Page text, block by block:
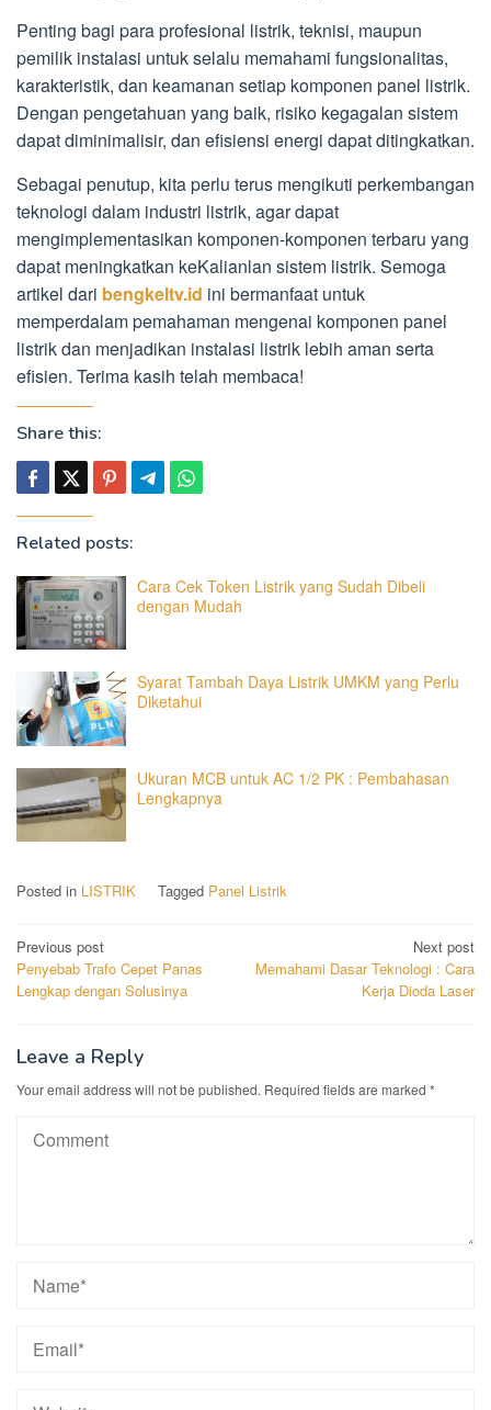
Penting bagi para profesional listrik, teknisi, maupun
pemilik instalasi untuk selalu memahami fungsionalitas,
karakteristik, dan keamanan setiap komponen panel listrik.
Dengan pengetahuan yang baik, risiko kegagalan sistem
dapat diminimalisir, dan efisiensi energi dapat ditingkatkan.
Sebagai penutup, kita perlu terus mengikuti perkembangan
teknologi dalam industri listrik, agar dapat
mengimplementasikan komponen-komponen terbaru yang
dapat meningkatkan keKalianlan sistem listrik. Semoga
artikel dari bengkeltv.id ini bermanfaat untuk
memperdalam pemahaman mengenai komponen panel
listrik dan menjadikan instalasi listrik lebih aman serta
efisien. Terima kasih telah membaca!
Share this:
Related posts:
Cara Cek Token Listrik yang Sudah Dibeli
dengan Mudah
Syarat Tambah Daya Listrik UMKM yang Perlu
Diketahui
Ukuran MCB untuk AC 1/2 PK : Pembahasan
Lengkapnya
Posted in LISTRIK Tagged Panel Listrik
Post
navigation
Previous post
Penyebab Trafo Cepet Panas
Lengkap dengan Solusinya
Next post
Memahami Dasar Teknologi : Cara
Kerja Dioda Laser
Leave a Reply
Your email address will not be published. Required fields are marked *